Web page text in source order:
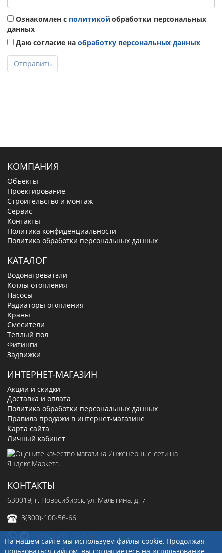
Ознакомлен с политикой обработки персональных
данных
Даю согласие на обработку персональных данных
Отправить
КОМПАНИЯ
Объекты
Проектирование
Строительство и монтаж
Сервис
Контакты
Политика конфиденциальности
Политика обработки персональных данных
КАТАЛОГ
Водонагреватели
Котлы отопления
Насосы
Радиаторы отопления
Краны
Смесители
Теплый пол
Фитинги
Задвижки
ИНТЕРНЕТ-МАГАЗИН
Акции и скидки
Доставка и оплата
Политика обработки персональных данных
Правила продажи в интернет-магазине
Карта сайта
Личный кабинет
КОНТАКТЫ
630019, г. Новосибирск, ул. Малыгина, д. 7
8(800)-100-56-66
На нашем сайте мы используем файлы cookie. Продолжая
пользоваться сайтом, вы соглашаетесь на использование